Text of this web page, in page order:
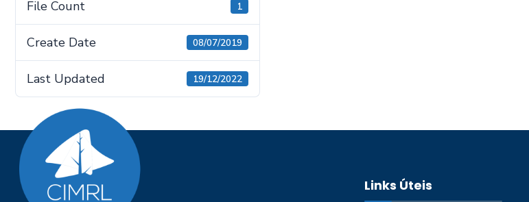
File Count 1
Create Date 08/07/2019
Last Updated 19/12/2022
Links Úteis